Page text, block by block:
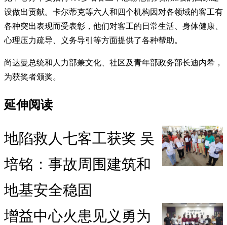
设做出贡献。卡尔蒂克等六人和四个机构因对各领域的客工有
各种突出表现而受表彰，他们对客工的日常生活、身体健康、
心理压力疏导、义务导引等方面提供了各种帮助。
尚达曼总统和人力部兼文化、社区及青年部政务部长迪内希，
为获奖者颁奖。
延伸阅读
地陷救人七客工获奖 吴
培铭：事故周围建筑和
地基安全稳固
增益中心火患见义勇为